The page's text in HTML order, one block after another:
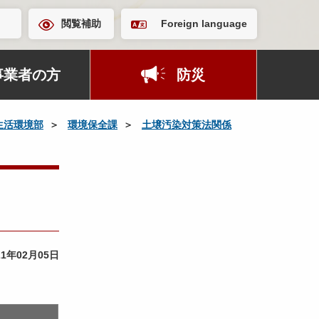
閲覧補助 Foreign language
業者の方 防災
活環境部 環境保全課 土壌汚染対策法関係
年02月05日